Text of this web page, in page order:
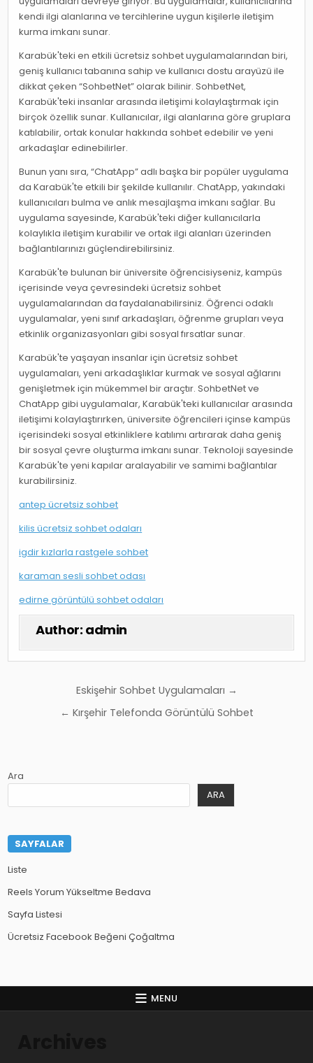
kendi ilgi alanlarına ve tercihlerine uygun kişilerle iletişim
kurma imkanı sunar.
Karabük'teki en etkili ücretsiz sohbet uygulamalarından biri,
geniş kullanıcı tabanına sahip ve kullanıcı dostu arayüzü ile
dikkat çeken “SohbetNet” olarak bilinir. SohbetNet,
Karabük'teki insanlar arasında iletişimi kolaylaştırmak için
birçok özellik sunar. Kullanıcılar, ilgi alanlarına göre gruplara
katılabilir, ortak konular hakkında sohbet edebilir ve yeni
arkadaşlar edinebilirler.
Bunun yanı sıra, “ChatApp” adlı başka bir popüler uygulama
da Karabük'te etkili bir şekilde kullanılır. ChatApp, yakındaki
kullanıcıları bulma ve anlık mesajlaşma imkanı sağlar. Bu
uygulama sayesinde, Karabük'teki diğer kullanıcılarla
kolaylıkla iletişim kurabilir ve ortak ilgi alanları üzerinden
bağlantılarınızı güçlendirebilirsiniz.
Karabük'te bulunan bir üniversite öğrencisiyseniz, kampüs
içerisinde veya çevresindeki ücretsiz sohbet
uygulamalarından da faydalanabilirsiniz. Öğrenci odaklı
uygulamalar, yeni sınıf arkadaşları, öğrenme grupları veya
etkinlik organizasyonları gibi sosyal fırsatlar sunar.
Karabük'te yaşayan insanlar için ücretsiz sohbet
uygulamaları, yeni arkadaşlıklar kurmak ve sosyal ağlarını
genişletmek için mükemmel bir araçtır. SohbetNet ve
ChatApp gibi uygulamalar, Karabük'teki kullanıcılar arasında
iletişimi kolaylaştırırken, üniversite öğrencileri içinse kampüs
içerisindeki sosyal etkinliklere katılımı artırarak daha geniş
bir sosyal çevre oluşturma imkanı sunar. Teknoloji sayesinde
Karabük'te yeni kapılar aralayabilir ve samimi bağlantılar
kurabilirsiniz.
antep ücretsiz sohbet
kilis ücretsiz sohbet odaları
igdir kızlarla rastgele sohbet
karaman sesli sohbet odası
edirne görüntülü sohbet odaları
Author: admin
gezinmesi
Eskişehir Sohbet Uygulamaları →
← Kırşehir Telefonda Görüntülü Sohbet
Ara
ARA
SAYFALAR
Liste
Reels Yorum Yükseltme Bedava
Sayfa Listesi
Ücretsiz Facebook Beğeni Çoğaltma
MENU